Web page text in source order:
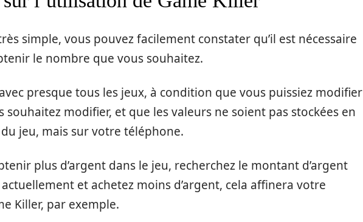
simple, vous pouvez facilement constater qu’il est nécessaire
le nombre que vous souhaitez.
presque tous les jeux, à condition que vous puissiez modifier
souhaitez modifier, et que les valeurs ne soient pas stockées en
jeu, mais sur votre téléphone.
plus d’argent dans le jeu, recherchez le montant d’argent
et achetez moins d’argent, cela affinera votre
Killer, par exemple.